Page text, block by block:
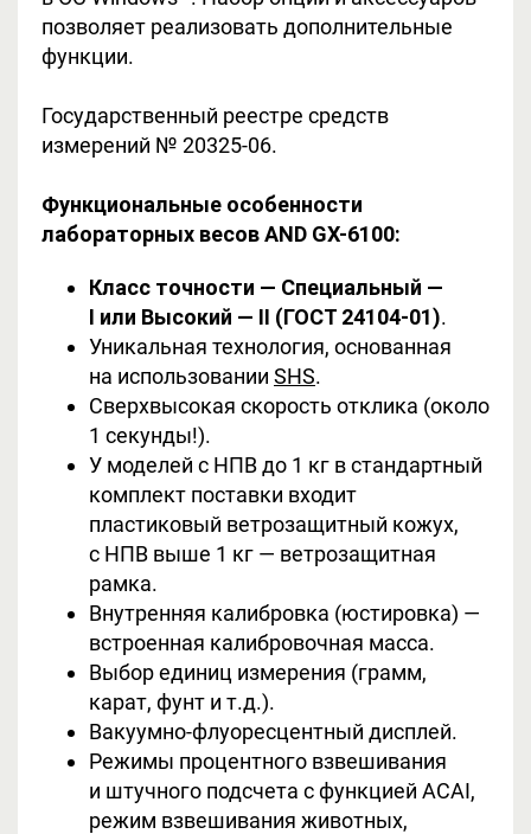
позволяет реализовать дополнительные
функции.
Государственный реестре средств
измерений № 20325-06.
Функциональные особенности
лабораторных весов AND GX-6100:
Класс точности — Специальный —
I или Высокий — II (ГОСТ 24104-01).
Уникальная технология, основанная
на использовании SHS.
Сверхвысокая скорость отклика (около
1 секунды!).
У моделей с НПВ до 1 кг в стандартный
комплект поставки входит
пластиковый ветрозащитный кожух,
с НПВ выше 1 кг — ветрозащитная
рамка.
Внутренняя калибровка (юстировка) —
встроенная калибровочная масса.
Выбор единиц измерения (грамм,
карат, фунт и т.д.).
Вакуумно-флуоресцентный дисплей.
Режимы процентного взвешивания
и штучного подсчета с функцией ACAI,
режим взвешивания животных,